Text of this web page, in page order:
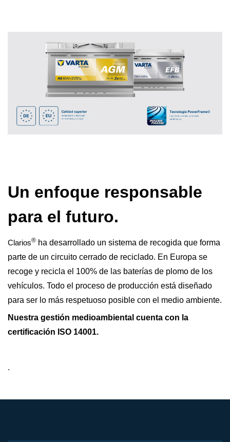
Un enfoque responsable
para el futuro.
Clarios® ha desarrollado un sistema de recogida que forma
parte de un circuito cerrado de reciclado. En Europa se
recoge y recicla el 100% de las baterías de plomo de los
vehículos. Todo el proceso de producción está diseñado
para ser lo más respetuoso posible con el medio ambiente.
Nuestra gestión medioambiental cuenta con la
certificación ISO 14001.
.